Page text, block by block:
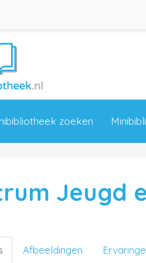
zoeken
Jeugd
Afbeeldingen